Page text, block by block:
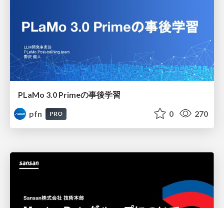
PLaMo 3.0 Primeの事後学習
pfn
PRO 0 270